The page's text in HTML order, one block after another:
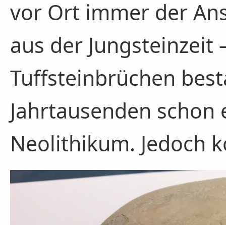
vor Ort immer der
aus der
Tuffsteinbrüchen
Jahrtausenden
Neolithikum. Jedoch